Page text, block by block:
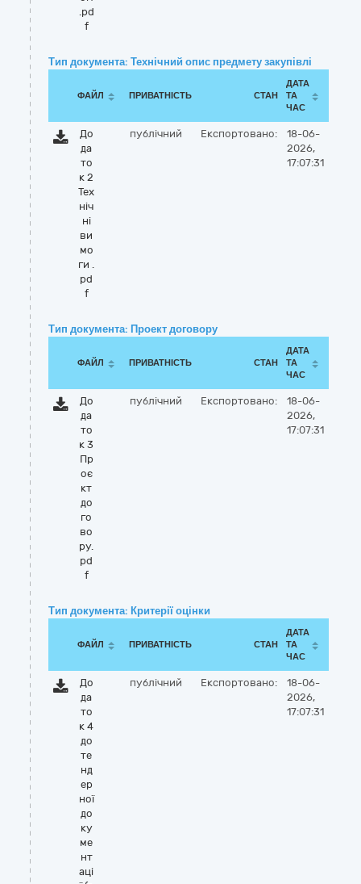
.pd
f
Тип документа: Технічний опис предмету закупівлі
ФАЙЛ ПРИВАТНІСТЬ СТАН
ДАТА
ТА
ЧАС
До
да
то
к 2
Тех
ніч
ні
ви
мо
ги .
pd
f
публічний Експортовано:
18-06-
2026,
17:07:31
Тип документа: Проект договору
ФАЙЛ ПРИВАТНІСТЬ СТАН
ДАТА
ТА
ЧАС
До
да
то
к 3
Пр
оє
кт
до
го
во
ру.
pd
f
публічний Експортовано:
18-06-
2026,
17:07:31
Тип документа: Критерії оцінки
ФАЙЛ ПРИВАТНІСТЬ СТАН
ДАТА
ТА
ЧАС
До
да
то
к 4
до
те
нд
ер
ної
до
ку
ме
нт
аці
публічний Експортовано:
18-06-
2026,
17:07:31